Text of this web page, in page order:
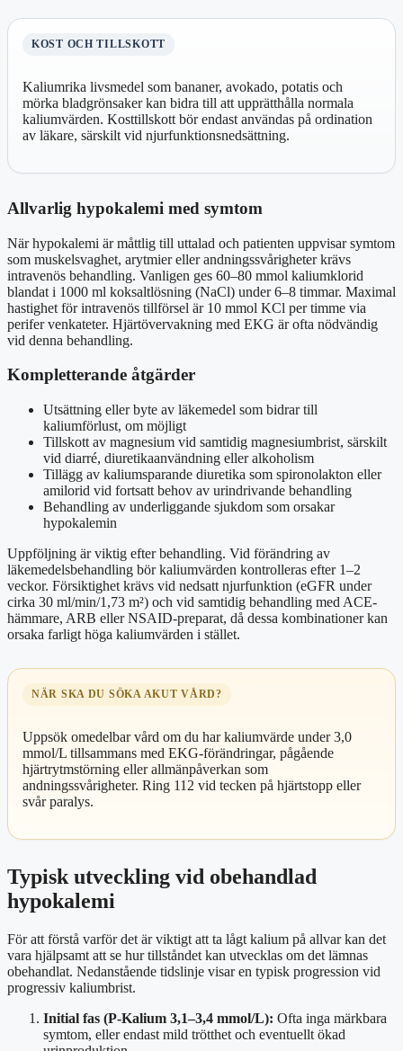
KOST OCH TILLSKOTT
Kaliumrika livsmedel som bananer, avokado, potatis och
mörka bladgrönsaker kan bidra till att upprätthålla normala
kaliumvärden. Kosttillskott bör endast användas på ordination
av läkare, särskilt vid njurfunktionsnedsättning.
Allvarlig hypokalemi med symtom
När hypokalemi är måttlig till uttalad och patienten uppvisar symtom
som muskelsvaghet, arytmier eller andningssvårigheter krävs
intravenös behandling. Vanligen ges 60–80 mmol kaliumklorid
blandat i 1000 ml koksaltlösning (NaCl) under 6–8 timmar. Maximal
hastighet för intravenös tillförsel är 10 mmol KCl per timme via
perifer venkateter. Hjärtövervakning med EKG är ofta nödvändig
vid denna behandling.
Kompletterande åtgärder
Utsättning eller byte av läkemedel som bidrar till
kaliumförlust, om möjligt
Tillskott av magnesium vid samtidig magnesiumbrist, särskilt
vid diarré, diuretikaanvändning eller alkoholism
Tillägg av kaliumsparande diuretika som spironolakton eller
amilorid vid fortsatt behov av urindrivande behandling
Behandling av underliggande sjukdom som orsakar
hypokalemin
Uppföljning är viktig efter behandling. Vid förändring av
läkemedelsbehandling bör kaliumvärden kontrolleras efter 1–2
veckor. Försiktighet krävs vid nedsatt njurfunktion (eGFR under
cirka 30 ml/min/1,73 m²) och vid samtidig behandling med ACE-
hämmare, ARB eller NSAID-preparat, då dessa kombinationer kan
orsaka farligt höga kaliumvärden i stället.
NÄR SKA DU SÖKA AKUT VÅRD?
Uppsök omedelbar vård om du har kaliumvärde under 3,0
mmol/L tillsammans med EKG-förändringar, pågående
hjärtrytmstörning eller allmänpåverkan som
andningssvårigheter. Ring 112 vid tecken på hjärtstopp eller
svår paralys.
Typisk utveckling vid obehandlad
hypokalemi
För att förstå varför det är viktigt att ta lågt kalium på allvar kan det
vara hjälpsamt att se hur tillståndet kan utvecklas om det lämnas
obehandlat. Nedanstående tidslinje visar en typisk progression vid
progressiv kaliumbrist.
Initial fas (P-Kalium 3,1–3,4 mmol/L): Ofta inga märkbara
symtom, eller endast mild trötthet och eventuellt ökad